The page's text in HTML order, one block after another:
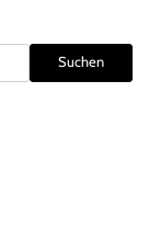
Suchen